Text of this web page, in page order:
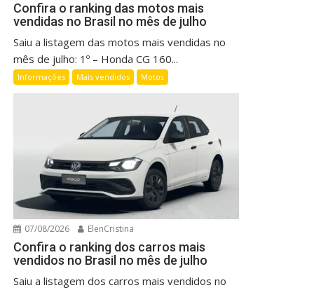
Confira o ranking das motos mais
vendidas no Brasil no mês de julho
Saiu a listagem das motos mais vendidas no
mês de julho: 1º – Honda CG 160...
Informações Mais vendidos Motos
07/08/2026 ElenCristina
Confira o ranking dos carros mais
vendidos no Brasil no mês de julho
Saiu a listagem dos carros mais vendidos no